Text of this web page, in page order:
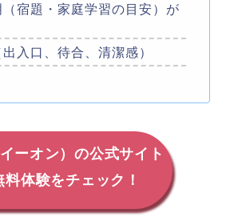
宿題・家庭学習の目安）が
入口、待合、清潔感）
ーオン）の公式サイト
料体験をチェック！